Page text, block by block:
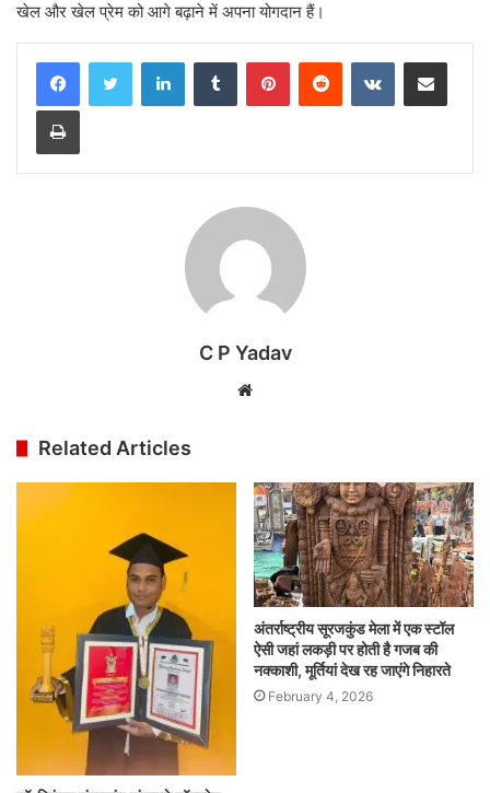
खेल और खेल प्रेम को आगे बढ़ाने में अपना योगदान हैं।
LinkedInTumblr PinterestReddit VKontakteShare via Email
Print
C P Yadav
Website
Related Articles
अंतर्राष्ट्रीय सूरजकुंड मेला में एक स्टॉल
ऐसी जहां लकड़ी पर होती है गजब की
नक्काशी, मूर्तियां देख रह जाएंगे निहारते
February 4, 2026